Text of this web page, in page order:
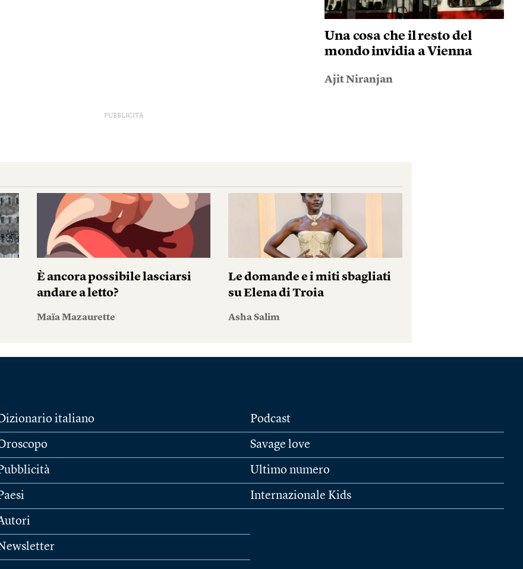
Una cosa che il resto del
mondo invidia a Vienna
Ajit Niranjan
PUBBLICITÀ
È ancora possibile lasciarsi
andare a letto?
Maïa Mazaurette
Le domande e i miti sbagliati
su Elena di Troia
Asha Salim
italiano Podcast
Savage love
Ultimo numero
Internazionale Kids